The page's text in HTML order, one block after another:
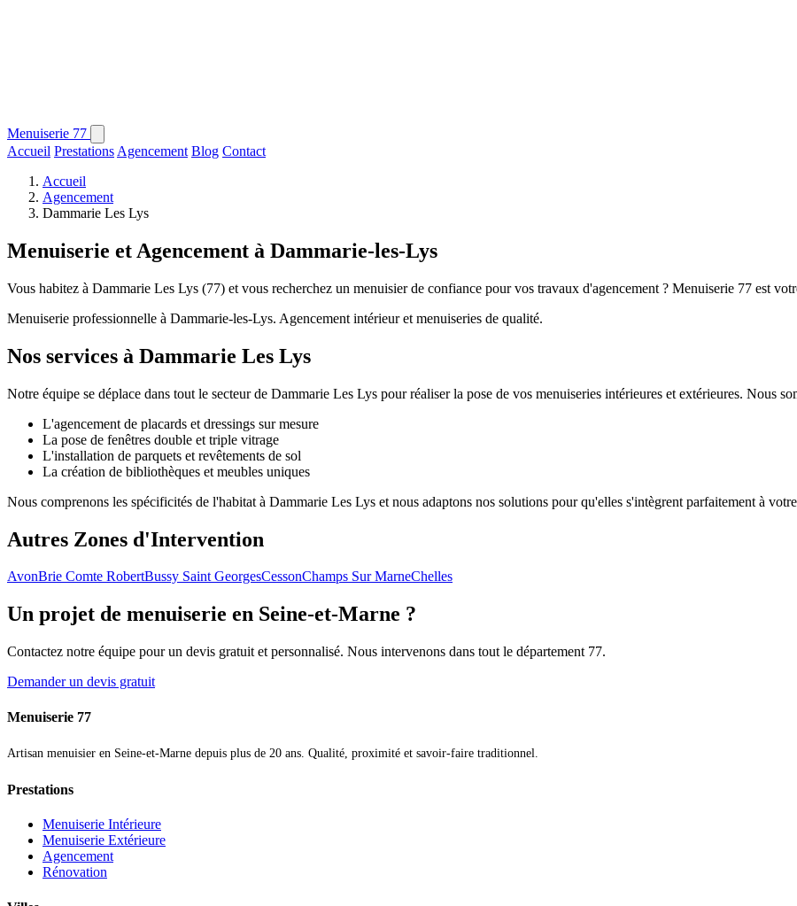
Menuiserie 77
Accueil Prestations Agencement Blog Contact
Accueil
Agencement
Dammarie Les Lys
Menuiserie et Agencement à Dammarie-les-Lys
Vous habitez à Dammarie Les Lys (77) et vous recherchez un menuisier de confiance pour vos travaux d'agencement ? Menuiserie 77 est
Menuiserie professionnelle à Dammarie-les-Lys. Agencement intérieur et menuiseries de qualité.
Nos services à Dammarie Les Lys
Notre équipe se déplace dans tout le secteur de Dammarie Les Lys pour réaliser la pose de vos menuiseries intérieures et extérieures. Nous
L'agencement de placards et dressings sur mesure
La pose de fenêtres double et triple vitrage
L'installation de parquets et revêtements de sol
La création de bibliothèques et meubles uniques
Nous comprenons les spécificités de l'habitat à Dammarie Les Lys et nous adaptons nos solutions pour qu'elles s'intègrent parfaitement à
Autres Zones d'Intervention
AvonBrie Comte RobertBussy Saint GeorgesCessonChamps Sur MarneChelles
Un projet de menuiserie en Seine-et-Marne ?
Contactez notre équipe pour un devis gratuit et personnalisé. Nous intervenons dans tout le département 77.
Demander un devis gratuit
Menuiserie 77
Artisan menuisier en Seine-et-Marne depuis plus de 20 ans. Qualité, proximité et savoir-faire traditionnel.
Prestations
Menuiserie Intérieure
Menuiserie Extérieure
Agencement
Rénovation